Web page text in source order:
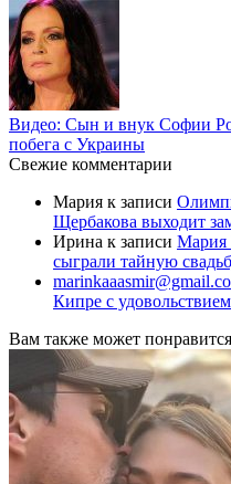
Видео: Сын и внук Софии
побега с Украины
Свежие комментарии
Мария к записи
Щербакова выходит
Ирина к записи Мария
сыграли тайную
Кипре с
Вам также может понравится